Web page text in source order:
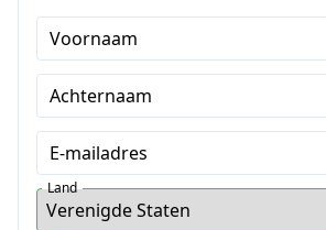
Voornaam
Achternaam
E-mailadres
Land